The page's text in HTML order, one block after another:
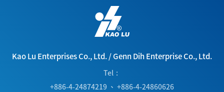
Kao Lu Enterprises Co., Ltd./Genn Dih Enterprise Co., Ltd.
Tel
+886-4-24874219 、 +886-4-24860626